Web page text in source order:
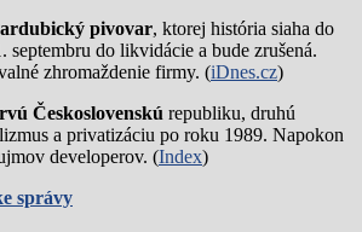
pivovar, ktorej história siaha do
septembru do likvidácie a bude zrušená.
zhromaždenie firmy. (iDnes.cz)
Československú republiku, druhú
a privatizáciu po roku 1989. Napokon
developerov. (Index)
správy